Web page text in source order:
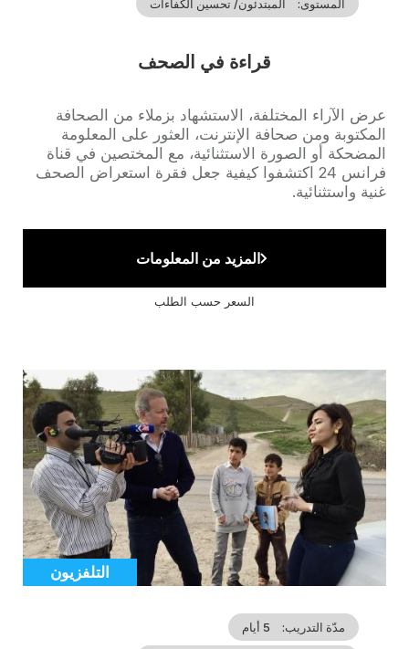
المستوى المبتدئون/ تحسين الكفاءات
قراءة في الصحف
Accroche
عرض الآراء المختلفة، الاستشهاد بزملاء من الصحافة
المكتوبة ومن صحافة الإنترنت، العثور على المعلومة
المضحكة أو الصورة الاستثنائية، مع المختصين في قناة
فرانس 24 اكتشفوا كيفية جعل فقرة استعراض الصحف
غنية واستثنائية.
المزيد من المعلومات
السعر حسب الطلب
illustration
Catégorie
التلفزيون
مدّة التدريب 5 أيام